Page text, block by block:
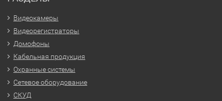
Видеокамеры
Видеорегистраторы
Домофоны
Кабельная продукция
Охранные системы
Сетевое оборудование
СКУД